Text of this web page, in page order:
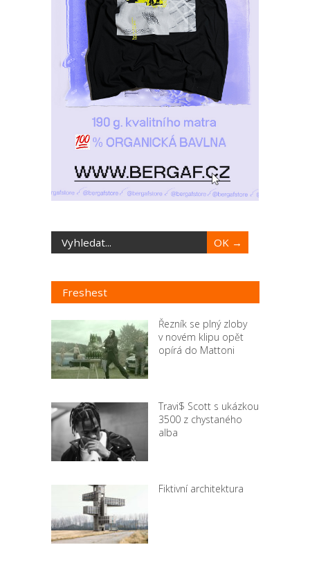
Freshest
Řezník se plný zloby
v novém klipu opět
opírá do Mattoni
Travi$ Scott s ukázkou
3500 z chystaného
alba
Fiktivní architektura